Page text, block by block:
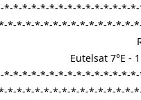
*-*-*-*-*-*-*-*-*-*-*-*-*-*-
*-*-*-*-*-*-*-*-*-*-*-*-*-*-
Eutelsat 7°E -
*-*-*-*-*-*-*-*-*-*-*-*-*-*-
*-*-*-*-*-*-*-*-*-*-*-*-*-*-